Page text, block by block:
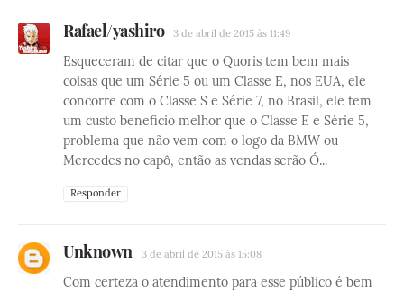
Rafael/yashiro 3 de abril de 2015 às 11:49
Esqueceram de citar que o Quoris tem bem mais
coisas que um Série 5 ou um Classe E, nos EUA, ele
concorre com o Classe S e Série 7, no Brasil, ele tem
um custo beneficio melhor que o Classe E e Série 5,
problema que não vem com o logo da BMW ou
Mercedes no capô, então as vendas serão Ó...
Responder
Unknown 3 de abril de 2015 às 15:08
Com certeza o atendimento para esse público é bem